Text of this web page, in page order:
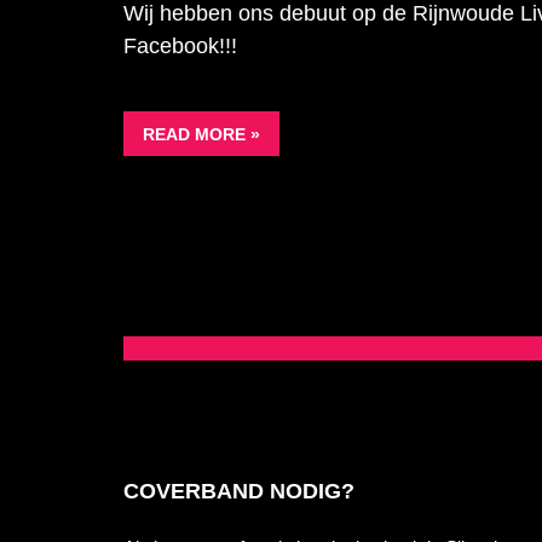
Wij hebben ons debuut op de Rijnwoude
Facebook!!!
READ MORE »
COVERBAND NODIG?